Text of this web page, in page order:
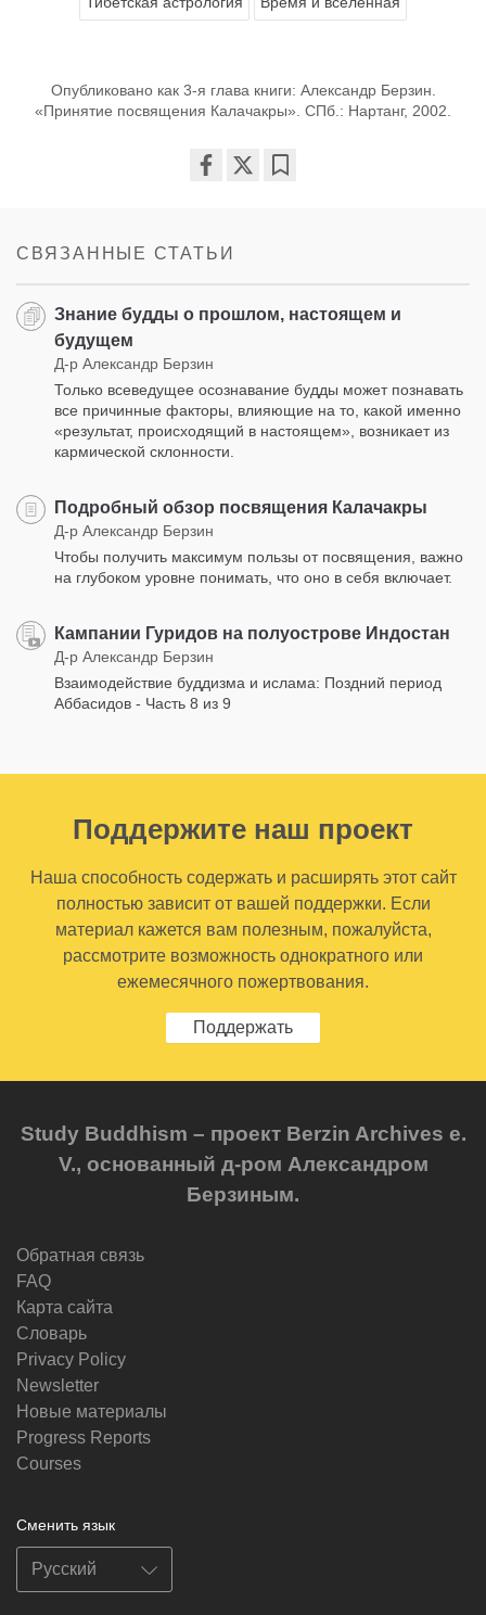
Опубликовано как 3-я глава книги: Александр Берзин.
«Принятие посвящения Калачакры». СПб.: Нартанг, 2002.
СВЯЗАННЫЕ СТАТЬИ
Знание будды о прошлом, настоящем и
будущем
Д-р Александр Берзин
Только всеведущее осознавание будды может познавать
все причинные факторы, влияющие на то, какой именно
«результат, происходящий в настоящем», возникает из
кармической склонности.
Подробный обзор посвящения Калачакры
Д-р Александр Берзин
Чтобы получить максимум пользы от посвящения, важно
на глубоком уровне понимать, что оно в себя включает.
Кампании Гуридов на полуострове Индостан
Д-р Александр Берзин
Взаимодействие буддизма и ислама: Поздний период
Аббасидов - Часть 8 из 9
Поддержите наш проект
Наша способность содержать и расширять этот сайт
полностью зависит от вашей поддержки. Если
материал кажется вам полезным, пожалуйста,
рассмотрите возможность однократного или
ежемесячного пожертвования.
Поддержать
Study Buddhism – проект Berzin Archives e.
V., основанный д-ром Александром
Берзиным.
Обратная связь
FAQ
Карта сайта
Словарь
Privacy Policy
Newsletter
Новые материалы
Progress Reports
Courses
Сменить язык